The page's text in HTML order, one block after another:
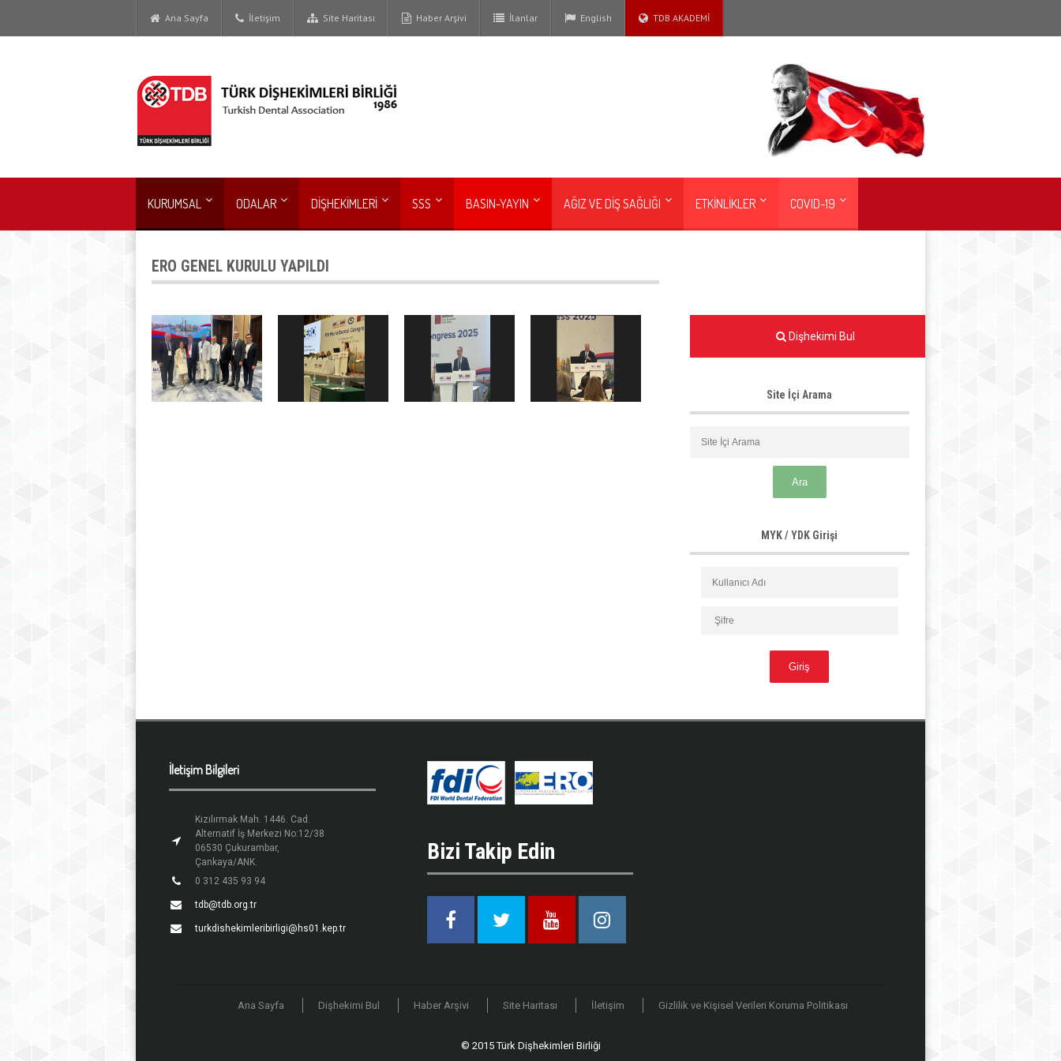
Ana Sayfa İletişim Site Haritası Haber Arşivi İlanlar English TDB AKADEMİ
KURUMSAL ODALAR DİŞHEKİMLERİ SSS BASIN-YAYIN AĞIZ VE DİŞ SAĞLIĞI ETKİNLİKLER COVID-19
ERO GENEL KURULU YAPILDI
Dişhekimi Bul
Site İçi Arama
MYK / YDK Girişi
İletişim Bilgileri
Kızılırmak Mah. 1446. Cad.
Alternatif İş Merkezi No:12/38
06530 Çukurambar,
Çankaya/ANK.
0 312 435 93 94
tdb@tdb.org.tr
turkdishekimleribirligi@hs01.kep.tr
Bizi Takip Edin
Facebook Twitter Youtube Instagram
Ana Sayfa Dişhekimi Bul Haber Arşivi Site Haritası İletişim Gizlilik ve Kişisel Verileri Koruma Politikası
© 2015 Türk Dişhekimleri Birliği